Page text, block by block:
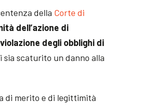
della Corte di
dell’azione di
degli obblighi di
sia scaturito un danno alla
di merito e di legittimità